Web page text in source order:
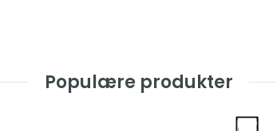
Populære produkter